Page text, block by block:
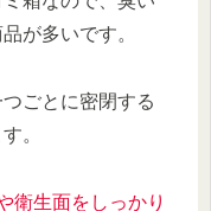
が多いです。
ごとに密閉する
。
衛生面をしっかり